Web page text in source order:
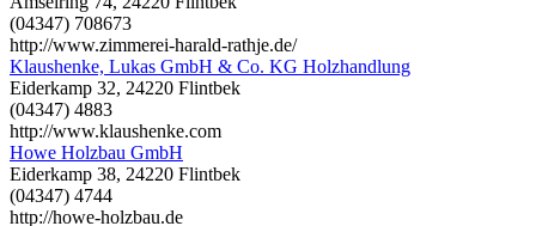
(04347) 708673
http://www.zimmerei-harald-rathje.de/
Klaushenke, Lukas GmbH & Co. KG Holzhandlung
Eiderkamp 32, 24220 Flintbek
(04347) 4883
http://www.klaushenke.com
Howe Holzbau GmbH
Eiderkamp 38, 24220 Flintbek
(04347) 4744
http://howe-holzbau.de